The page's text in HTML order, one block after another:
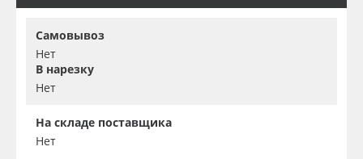
Самовывоз
Нет
В нарезку
Нет
На складе поставщика
Нет